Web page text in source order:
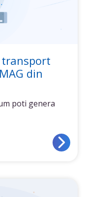
transport
din
poti genera